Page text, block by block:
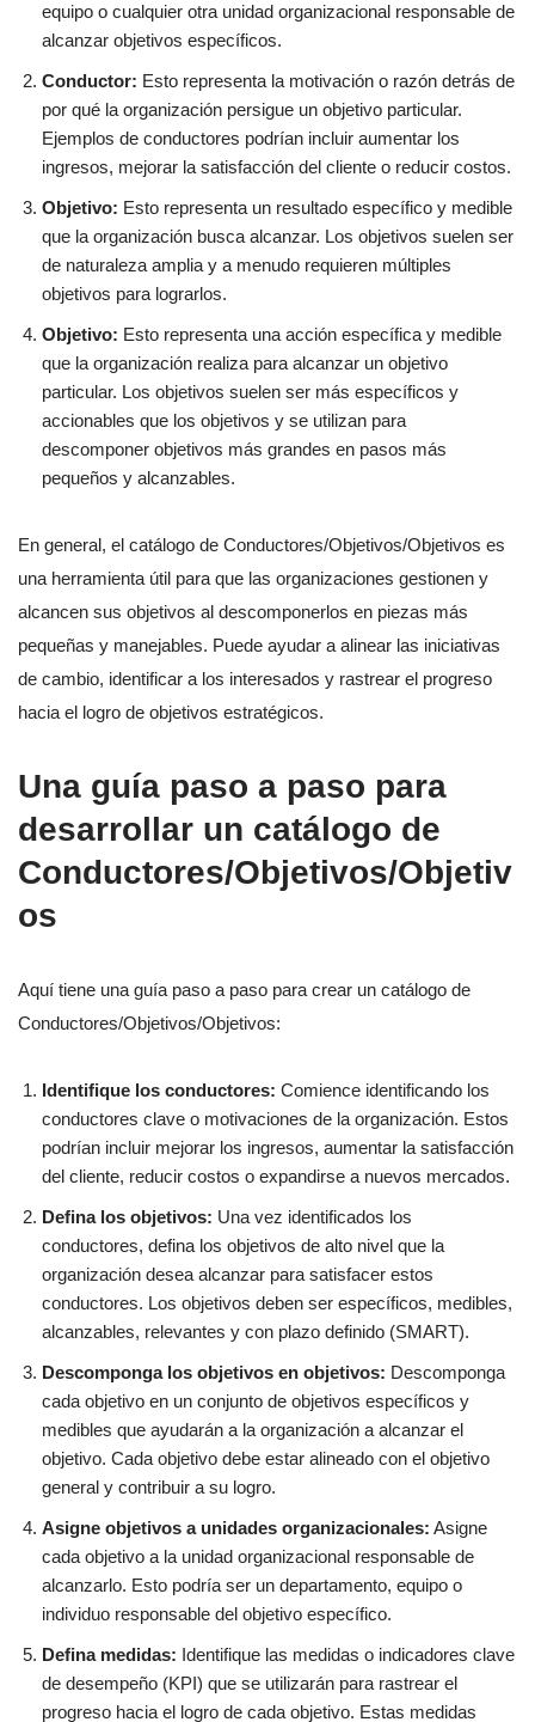
equipo o cualquier otra unidad organizacional responsable de
alcanzar objetivos específicos.
Conductor: Esto representa la motivación o razón detrás de
por qué la organización persigue un objetivo particular.
Ejemplos de conductores podrían incluir aumentar los
ingresos, mejorar la satisfacción del cliente o reducir costos.
Objetivo: Esto representa un resultado específico y medible
que la organización busca alcanzar. Los objetivos suelen ser
de naturaleza amplia y a menudo requieren múltiples
objetivos para lograrlos.
Objetivo: Esto representa una acción específica y medible
que la organización realiza para alcanzar un objetivo
particular. Los objetivos suelen ser más específicos y
accionables que los objetivos y se utilizan para
descomponer objetivos más grandes en pasos más
pequeños y alcanzables.
En general, el catálogo de Conductores/Objetivos/Objetivos es
una herramienta útil para que las organizaciones gestionen y
alcancen sus objetivos al descomponerlos en piezas más
pequeñas y manejables. Puede ayudar a alinear las iniciativas
de cambio, identificar a los interesados y rastrear el progreso
hacia el logro de objetivos estratégicos.
Una guía paso a paso para
desarrollar un catálogo de
Conductores/Objetivos/Objetiv
os
Aquí tiene una guía paso a paso para crear un catálogo de
Conductores/Objetivos/Objetivos:
Identifique los conductores: Comience identificando los
conductores clave o motivaciones de la organización. Estos
podrían incluir mejorar los ingresos, aumentar la satisfacción
del cliente, reducir costos o expandirse a nuevos mercados.
Defina los objetivos: Una vez identificados los
conductores, defina los objetivos de alto nivel que la
organización desea alcanzar para satisfacer estos
conductores. Los objetivos deben ser específicos, medibles,
alcanzables, relevantes y con plazo definido (SMART).
Descomponga los objetivos en objetivos: Descomponga
cada objetivo en un conjunto de objetivos específicos y
medibles que ayudarán a la organización a alcanzar el
objetivo. Cada objetivo debe estar alineado con el objetivo
general y contribuir a su logro.
Asigne objetivos a unidades organizacionales: Asigne
cada objetivo a la unidad organizacional responsable de
alcanzarlo. Esto podría ser un departamento, equipo o
individuo responsable del objetivo específico.
Defina medidas: Identifique las medidas o indicadores clave
de desempeño (KPI) que se utilizarán para rastrear el
progreso hacia el logro de cada objetivo. Estas medidas